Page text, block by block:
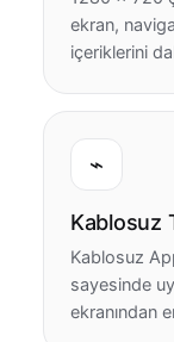
ekran,
içeriklerini
⌁
Kablosuz
Kablosuz
sayesinde
ekranından